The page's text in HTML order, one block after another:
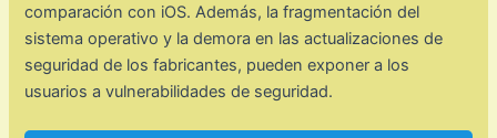
comparación con iOS. Además, la fragmentación del
sistema operativo y la demora en las actualizaciones de
seguridad de los fabricantes, pueden exponer a los
usuarios a vulnerabilidades de seguridad.